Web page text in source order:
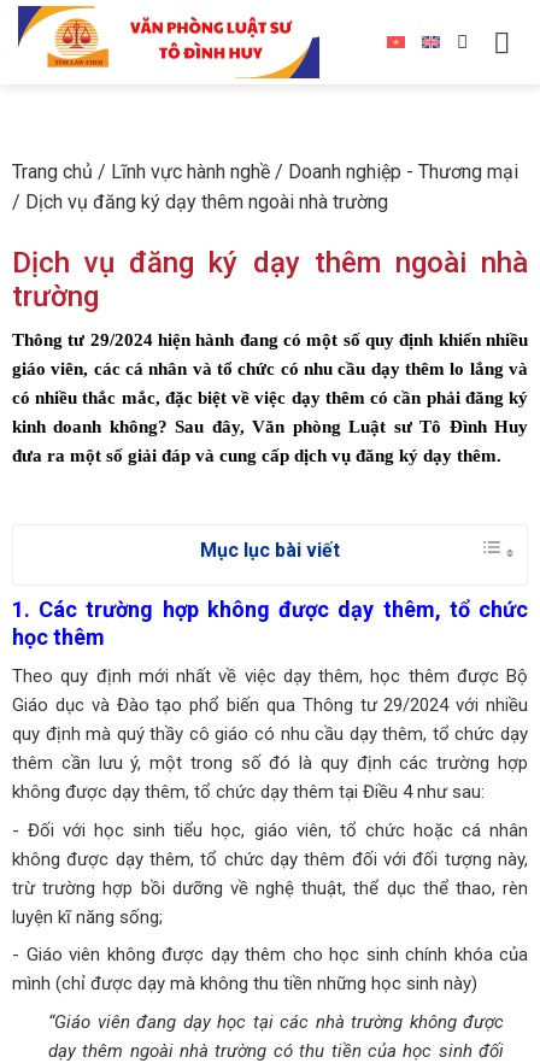
Trang chủ / Lĩnh vực hành nghề / Doanh nghiệp - Thương mại
/ Dịch vụ đăng ký dạy thêm ngoài nhà trường
Dịch vụ đăng ký dạy thêm ngoài nhà
trường
Thông tư 29/2024 hiện hành đang có một số quy định khiến nhiều
giáo viên, các cá nhân và tổ chức có nhu cầu dạy thêm lo lắng và
có nhiều thắc mắc, đặc biệt về việc dạy thêm có cần phải đăng ký
kinh doanh không? Sau đây, Văn phòng Luật sư Tô Đình Huy
đưa ra một số giải đáp và cung cấp dịch vụ đăng ký dạy thêm.
Mục lục bài viết
1. Các trường hợp không được dạy thêm, tổ chức
học thêm
Theo quy định mới nhất về việc dạy thêm, học thêm được Bộ
Giáo dục và Đào tạo phổ biến qua Thông tư 29/2024 với nhiều
quy định mà quý thầy cô giáo có nhu cầu dạy thêm, tổ chức dạy
thêm cần lưu ý, một trong số đó là quy định các trường hợp
không được dạy thêm, tổ chức dạy thêm tại Điều 4 như sau:
- Đối với học sinh tiểu học, giáo viên, tổ chức hoặc cá nhân
không được dạy thêm, tổ chức dạy thêm đối với đối tượng này,
trừ trường hợp bồi dưỡng về nghệ thuật, thể dục thể thao, rèn
luyện kĩ năng sống;
- Giáo viên không được dạy thêm cho học sinh chính khóa của
mình (chỉ được dạy mà không thu tiền những học sinh này)
“Giáo viên đang dạy học tại các nhà trường không được
dạy thêm ngoài nhà trường có thu tiền của học sinh đối